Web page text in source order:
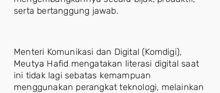
serta bertanggung jawab.
Menteri Komunikasi dan Digital (Komdigi),
Meutya Hafid mengatakan literasi digital saat
ini tidak lagi sebatas kemampuan
menggunakan perangkat teknologi, melainkan